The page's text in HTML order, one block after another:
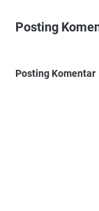
Posting
Posting Komentar